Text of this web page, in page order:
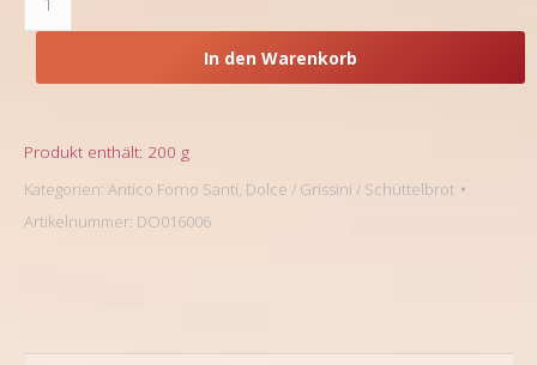
Menge
In den Warenkorb
Produkt enthält: 200 g
Kategorien: Antico Forno Santi, Dolce / Grissini / Schüttelbrot
Artikelnummer: DO016006